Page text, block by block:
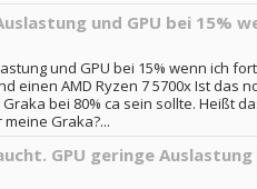
und GPU bei 15%
und GPU bei 15% wenn ich
einen AMD Ryzen 7 5700x Ist das
bei 80% ca sein sollte. Heißt
Graka?...
GPU geringe